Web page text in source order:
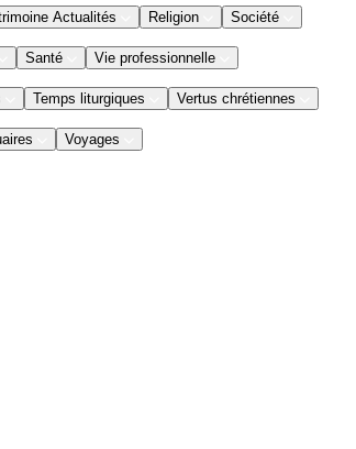
Actualités Religion Société
Santé Vie professionnelle
Temps liturgiques Vertus chrétiennes
Voyages